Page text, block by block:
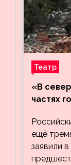
Театр
«В
частях
ещё
заявили